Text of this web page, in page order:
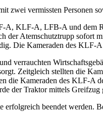
zwei vermissten Personen
A, KLF-A, LFB-A und dem
Atemschutztrupp sofort
Die Kameraden des
verrauchten
Zeitgleich stellten die
die Kameraden des KLF-
der Traktor mittels Greifzug
beendet werden.